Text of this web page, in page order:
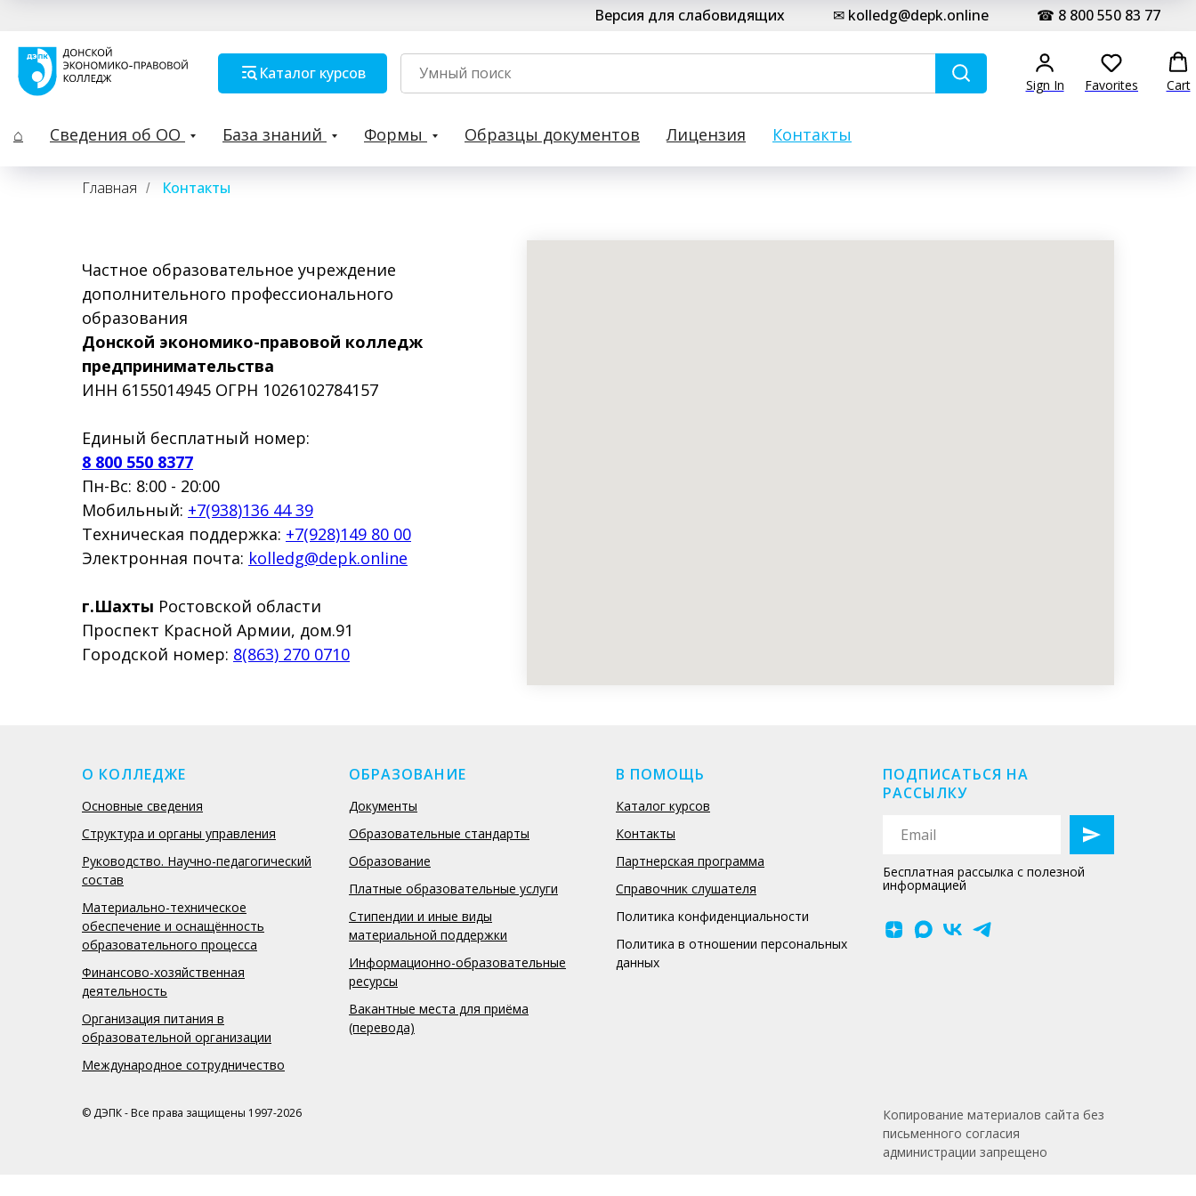
Версия для слабовидящих ✉ kolledg@depk.online ☎ 8 800 550 83 77
Каталог курсов
Sign In Favorites Cart
⌂ Сведения об ОО База знаний Формы Образцы документов Лицензия Контакты
Главная / Контакты
Частное образовательное учреждение
дополнительного профессионального
образования
Донской экономико-правовой колледж
предпринимательства
ИНН 6155014945 ОГРН 1026102784157
Единый бесплатный номер:
8 800 550 8377
Пн-Вс: 8:00 - 20:00
Мобильный: +7(938)136 44 39
Техническая поддержка: +7(928)149 80 00
Электронная почта: kolledg@depk.online
г.Шахты Ростовской области
Проспект Красной Армии, дом.91
Городской номер: 8(863) 270 0710
О КОЛЛЕДЖЕ
Основные сведения
Структура и органы управления
Руководство. Научно-педагогический
состав
Материально-техническое
обеспечение и оснащённость
образовательного процесса
Финансово-хозяйственная
деятельность
Организация питания в
образовательной организации
Международное сотрудничество
ОБРАЗОВАНИЕ
Документы
Образовательные стандарты
Образование
Платные образовательные услуги
Стипендии и иные виды
материальной поддержки
Информационно-образовательные
ресурсы
Вакантные места для приёма
(перевода)
В ПОМОЩЬ
Каталог курсов
Контакты
Партнерская программа
Справочник слушателя
Политика конфиденциальности
Политика в отношении персональных
данных
ПОДПИСАТЬСЯ НА
РАССЫЛКУ
Бесплатная рассылка с полезной
информацией
© ДЭПК - Все права защищены 1997-2026
Копирование материалов сайта без
письменного согласия
администрации запрещено